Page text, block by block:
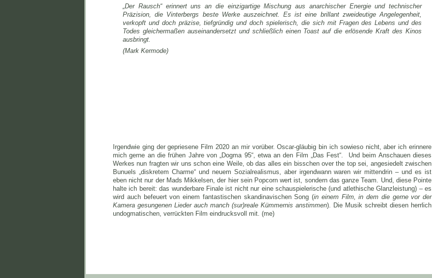
„Der Rausch“ erinnert uns an die einzigartige Mischung aus anarchischer Energie und technischer
Präzision, die Vinterbergs beste Werke auszeichnet. Es ist eine brillant zweideutige Angelegenheit,
verkopft und doch präzise, tiefgründig und doch spielerisch, die sich mit Fragen des Lebens und des
Todes gleichermaßen auseinandersetzt und schließlich einen Toast auf die erlösende Kraft des Kinos
ausbringt.
(Mark Kermode)
Irgendwie ging der gepriesene Film 2020 an mir vorüber. Oscar-gläubig bin ich sowieso nicht, aber ich erinnere
mich gerne an die frühen Jahre von „Dogma 95“, etwa an den Film „Das Fest“. Und beim Anschauen dieses
Werkes nun fragten wir uns schon eine Weile, ob das alles ein bisschen over the top sei, angesiedelt zwischen
Bunuels „diskretem Charme“ und neuem Sozialrealismus, aber irgendwann waren wir mittendrin – und es ist
eben nicht nur der Mads Mikkelsen, der hier sein Popcorn wert ist, sondern das ganze Team. Und, diese Pointe
halte ich bereit: das wunderbare Finale ist nicht nur eine schauspielerische (und atlethische Glanzleistung) – es
wird auch befeuert von einem fantastischen skandinavischen Song (in einem Film, in dem die gerne vor der
Kamera gesungenen Lieder auch manch (sur)reale Kümmernis anstimmen). Die Musik schreibt diesen herrlich
undogmatischen, verrückten Film eindrucksvoll mit. (me)